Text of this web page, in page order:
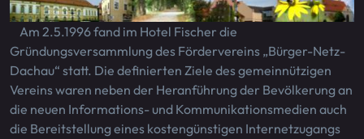
Am 2.5.1996 fand im Hotel Fischer die
Gründungsversammlung des Fördervereins „Bürger-Netz-
Dachau“ statt. Die definierten Ziele des gemeinnützigen
Vereins waren neben der Heranführung der Bevölkerung an
die neuen Informations- und Kommunikationsmedien auch
die Bereitstellung eines kostengünstigen Internetzugangs